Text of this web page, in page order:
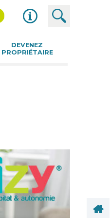
au
DEVENEZ
PROPRIÉTAIRE